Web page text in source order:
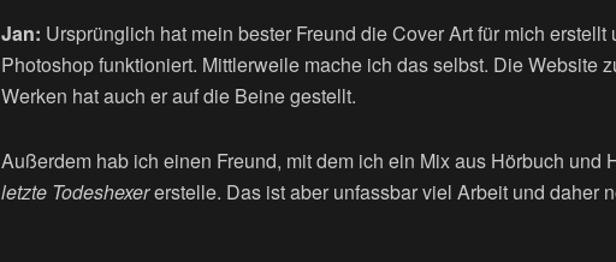
Jan: Ursprünglich hat mein bester Freund die Cover Art für mich
Photoshop funktioniert. Mittlerweile mache ich das selbst. Die Website
Werken hat auch er auf die Beine gestellt.
Außerdem hab ich einen Freund, mit dem ich ein Mix aus Hörbuch und
letzte Todeshexererstelle. Das ist aber unfassbar viel Arbeit und daher